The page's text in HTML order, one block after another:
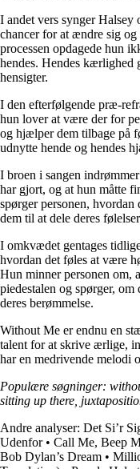
I andet vers synger Halsey
chancer for at ændre sig
processen opdagede hun
hendes. Hendes kærlighed
hensigter.
I den efterfølgende præ-
hun lover at være der for
og hjælper dem tilbage på
udnytte hende og hendes
I broen i sangen
har gjort, og at hun måtte
spørger personen,
dem til at dele deres
I omkvædet gentages
hvordan det føles at være
Hun minner personen om,
piedestalen og spørger,
deres berømmelse.
Without Me er endnu en
talent for at skrive ærlige,
har en medrivende melodi
Populære søgninger:
sitting up there,
Andre analyser: Det Si’r
Udenfor• Call Me, Beep
Bob Dylan’s Dream •